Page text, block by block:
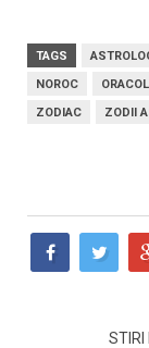
TAGS
NOROC
ORACOL
ZODIAC
ZODII
STIRI